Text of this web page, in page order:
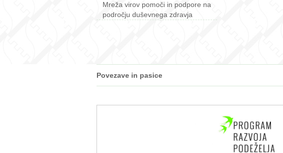
Mreža virov pomoči in podpore na
področju duševnega zdravja
Povezave in pasice